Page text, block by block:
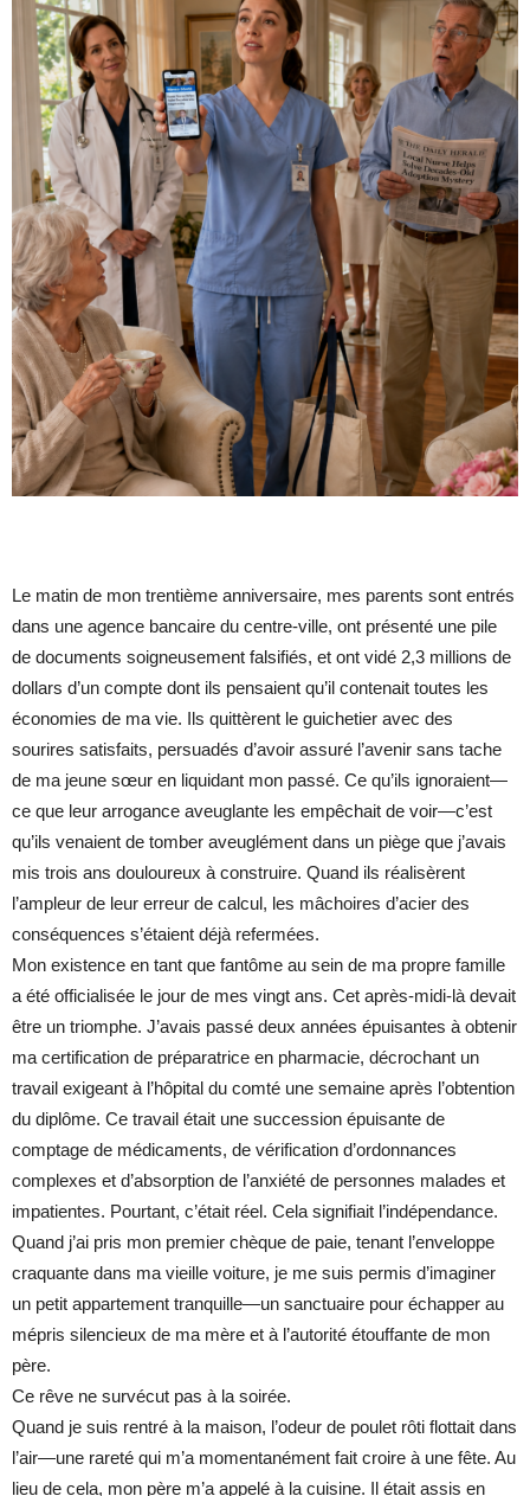
Le matin de mon trentième anniversaire, mes parents sont entrés
dans une agence bancaire du centre-ville, ont présenté une pile
de documents soigneusement falsifiés, et ont vidé 2,3 millions de
dollars d’un compte dont ils pensaient qu’il contenait toutes les
économies de ma vie. Ils quittèrent le guichetier avec des
sourires satisfaits, persuadés d’avoir assuré l’avenir sans tache
de ma jeune sœur en liquidant mon passé. Ce qu’ils ignoraient—
ce que leur arrogance aveuglante les empêchait de voir—c’est
qu’ils venaient de tomber aveuglément dans un piège que j’avais
mis trois ans douloureux à construire. Quand ils réalisèrent
l’ampleur de leur erreur de calcul, les mâchoires d’acier des
conséquences s’étaient déjà refermées.
Mon existence en tant que fantôme au sein de ma propre famille
a été officialisée le jour de mes vingt ans. Cet après-midi-là devait
être un triomphe. J’avais passé deux années épuisantes à obtenir
ma certification de préparatrice en pharmacie, décrochant un
travail exigeant à l’hôpital du comté une semaine après l’obtention
du diplôme. Ce travail était une succession épuisante de
comptage de médicaments, de vérification d’ordonnances
complexes et d’absorption de l’anxiété de personnes malades et
impatientes. Pourtant, c’était réel. Cela signifiait l’indépendance.
Quand j’ai pris mon premier chèque de paie, tenant l’enveloppe
craquante dans ma vieille voiture, je me suis permis d’imaginer
un petit appartement tranquille—un sanctuaire pour échapper au
mépris silencieux de ma mère et à l’autorité étouffante de mon
père.
Ce rêve ne survécut pas à la soirée.
Quand je suis rentré à la maison, l’odeur de poulet rôti flottait dans
l’air—une rareté qui m’a momentanément fait croire à une fête. Au
lieu de cela, mon père m’a appelé à la cuisine. Il était assis en